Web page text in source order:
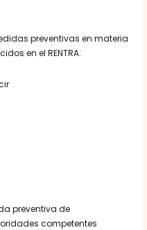
preventivas en materia
en el RENTRA:
preventiva de
competentes